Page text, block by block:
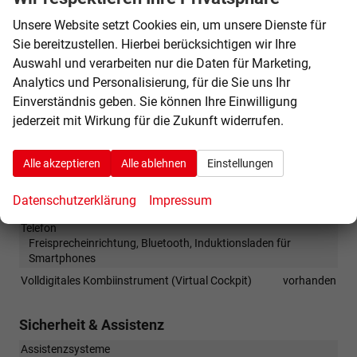
Sitze: Lordosenstütze
Fahrer
Sitze: Verstellbarkeit
Elektrisch verstellbarer Fahrersitz, Höhenverstellbarer
Fahrersitz
Infotainment & Kommunikation
Audioanlage
Schnittstelle USB, Android Auto, Apple CarPlay
Navigationssystem
Navigation, Navigation per Audio
Telefon
Freisprecheinrichtung, Bluetooth, Induktionsladen für
Smartphones
Volldigitales Kombiinstrument (Virtual Cockpit)
vorhanden
Sicherheit & Assistenz
Assistenzsysteme
Unsere Website setzt Cookies ein, um unsere Dienste für
Sie bereitzustellen. Hierbei berücksichtigen wir Ihre
Auswahl und verarbeiten nur die Daten für Marketing,
Analytics und Personalisierung, für die Sie uns Ihr
Einverständnis geben. Sie können Ihre Einwilligung
jederzeit mit Wirkung für die Zukunft widerrufen.
Alle akzeptieren Alle ablehnen Einstellungen
Datenschutzerklärung Impressum